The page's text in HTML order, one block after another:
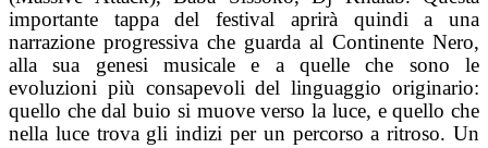
importante tappa del festival aprirà quindi a una
narrazione progressiva che guarda al Continente Nero,
alla sua genesi musicale e a quelle che sono le
evoluzioni più consapevoli del linguaggio originario:
quello che dal buio si muove verso la luce, e quello che
nella luce trova gli indizi per un percorso a ritroso. Un